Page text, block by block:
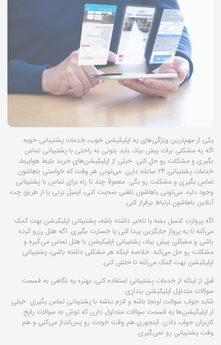
یکی از مهم‌ترین ویژگی‌های یه اپلیکیشن خوب، خدمات پشتیبانی خوبه.
اگه یه مشکلی برات پیش بیاد، باید بتونی به راحتی با پشتیبانی تماس
بگیری و مشکلت رو حل کنی. خیلی از اپلیکیشن‌های خرید بلیط هواپیما،
خدمات پشتیبانی 24 ساعته دارن. می‌تونی هر وقت که خواستی باهاشون
تماس بگیری و مشکلت رو بگی. معمولاً چند تا راه برای تماس با پشتیبانی
وجود داره. می‌تونی باهاشون تلفنی صحبت کنی، ایمیل بزنی یا از طریق چت
آنلاین باهاشون ارتباط برقرار کنی.
اگه پروازت کنسل بشه یا تاخیر داشته باشه، پشتیبانی اپلیکیشن بهت کمک
می‌کنه تا یه پرواز جایگزین پیدا کنی یا خسارت بگیری. اگه هتل رزرو کرده
باشی و مشکلی پیش بیاد، پشتیبانی اپلیکیشن با هتل تماس می‌گیره و
مشکلت رو حل می‌کنه. خلاصه اینکه هر مشکلی داشته باشی، پشتیبانی
اپلیکیشن بهت کمک می‌کنه تا حلش کنی.
قبل از اینکه از خدمات پشتیبانی استفاده کنی، بهتره یه نگاهی به قسمت
سوالات متداول اپلیکیشن بندازی.
شاید جواب سوالت اونجا باشه و لازم نباشه با پشتیبانی تماس بگیری. خیلی
از اپلیکیشن‌ها یه قسمت سوالات متداول دارن که توش به سوالات رایج
کاربران جواب دادن. اینجوری هم وقت خودت رو پس‌انداز می‌کنی و هم
وقت پشتیبانی رو نمی‌گیری.